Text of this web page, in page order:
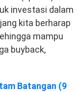
investasi dalam
kita berharap
mampu
buyback,
Batangan (9